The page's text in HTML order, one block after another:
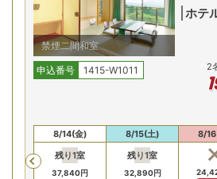
露天風呂からは、天候が良ければ雄
最高のロケーション。箱根十七湯の
やさしい湯で、絶景とともに日頃の疲
禁煙二間和室
ホテ
申込番号 1415-W1011 2
Previous
8/14(金)
残り1室
37,840円
8/15(土)
残り1室
32,890円
8/